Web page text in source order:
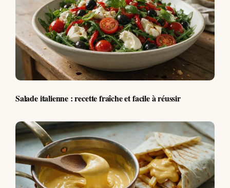
Salade italienne : recette fraîche et facile à réussir